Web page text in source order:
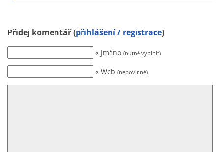
Přidej komentář (přihlášení / registrace)
« Jméno (nutné vyplnit)
« Web (nepovinné)